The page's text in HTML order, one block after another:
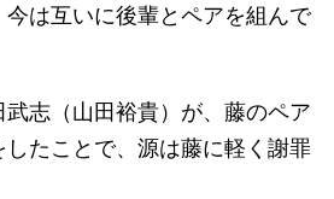
は互いに後輩とペアを組んで
志（山田裕貴）が、藤のペア
たことで、源は藤に軽く謝罪